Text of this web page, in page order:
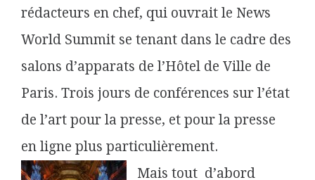
rédacteurs en chef, qui ouvrait le News
World Summit se tenant dans le cadre des
salons d’apparats de l’Hôtel de Ville de
Paris. Trois jours de conférences sur l’état
de l’art pour la presse, et pour la presse
en ligne plus particulièrement.
Mais tout d’abord